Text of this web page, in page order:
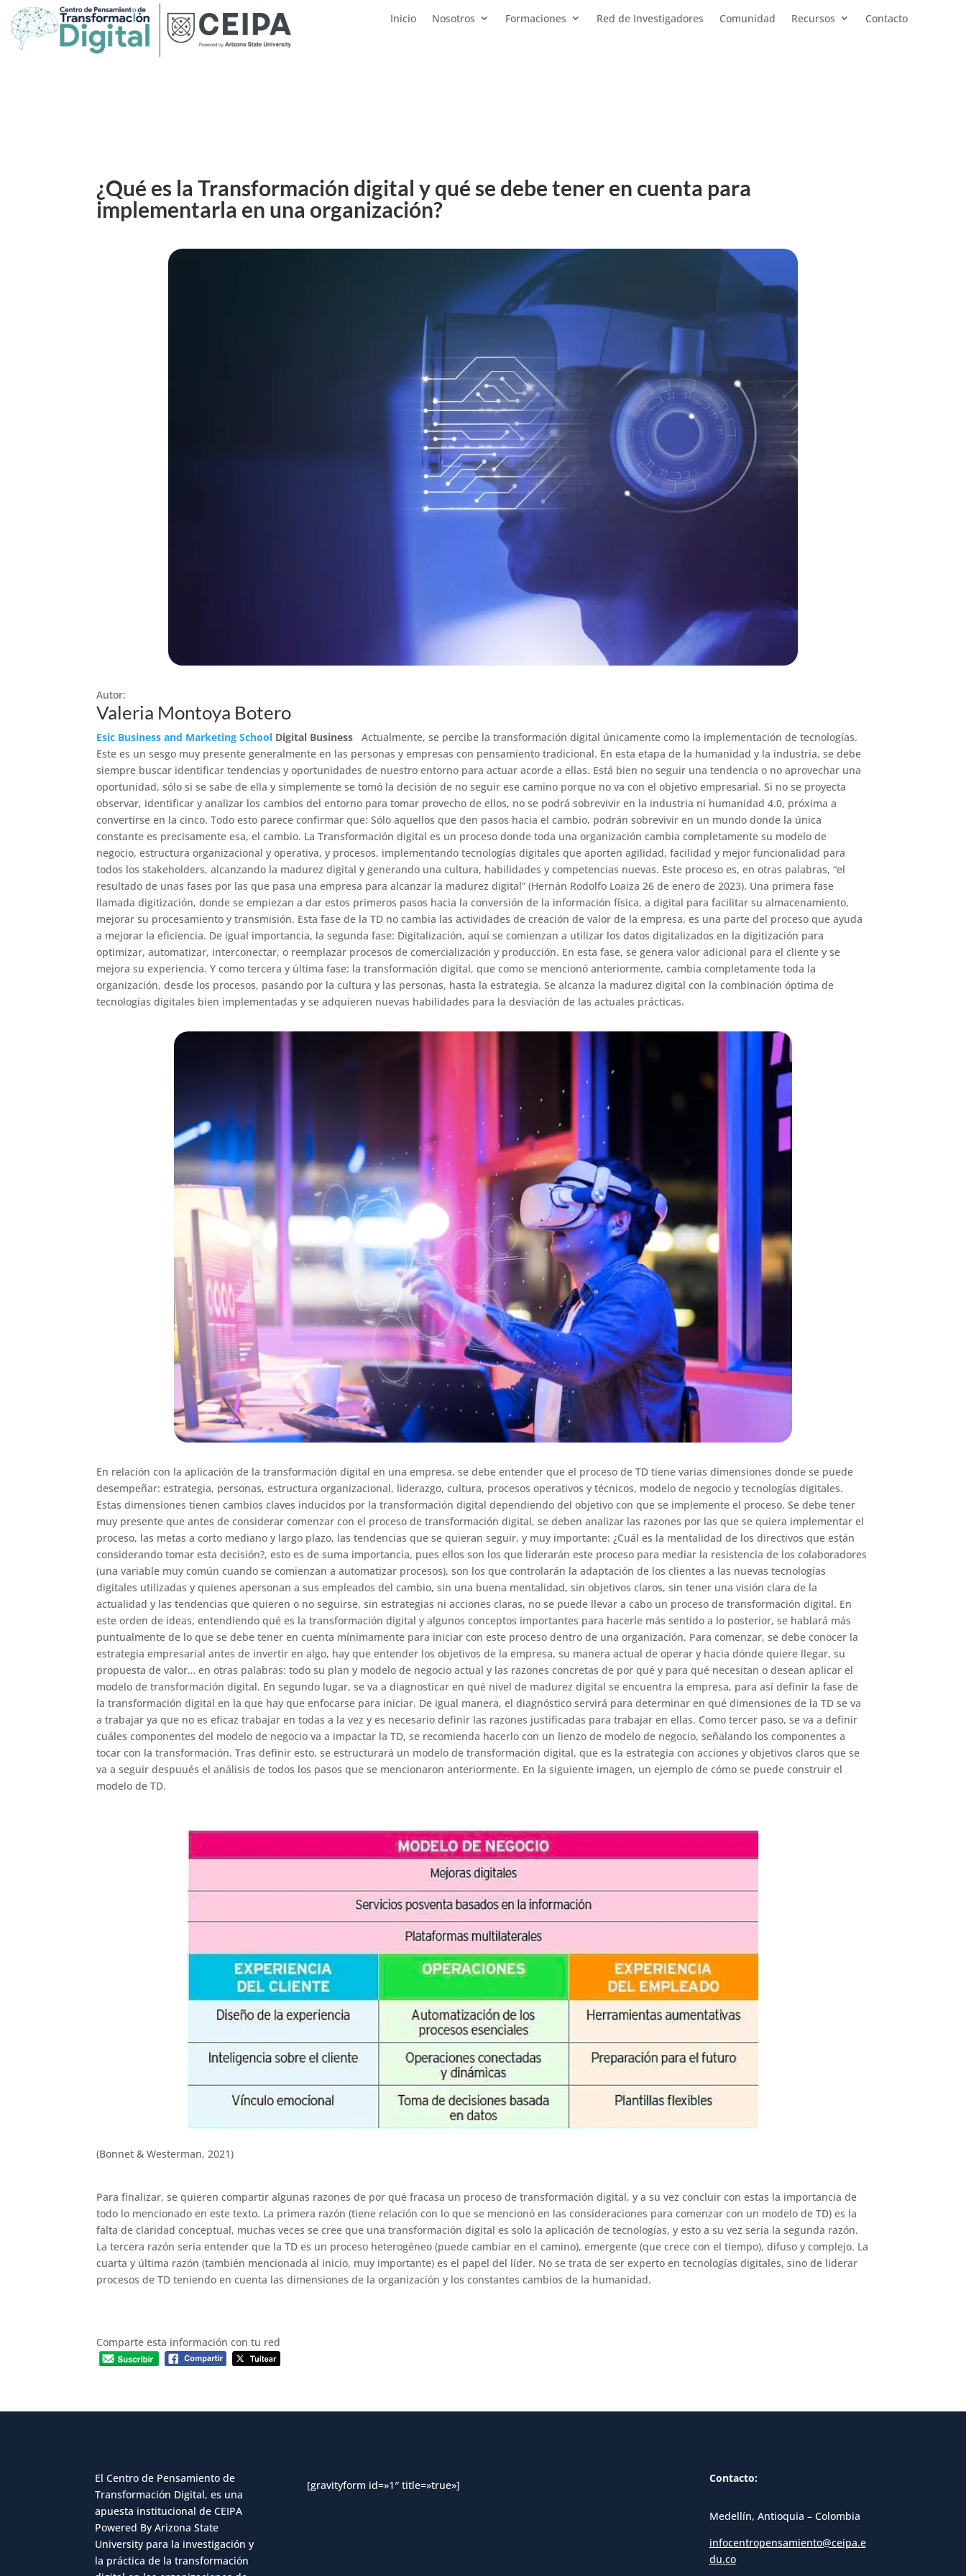
Inicio Nosotros Formaciones Red de Investigadores Comunidad Recursos Contacto
¿Qué es la Transformación digital y qué se debe tener en cuenta para
implementarla en una organización?
Autor:
Valeria Montoya Botero
Esic Business and Marketing School Digital Business Actualmente, se percibe la transformación digital únicamente como la implementación de tecnologías.
Este es un sesgo muy presente generalmente en las personas y empresas con pensamiento tradicional. En esta etapa de la humanidad y la industria, se debe
siempre buscar identificar tendencias y oportunidades de nuestro entorno para actuar acorde a ellas. Está bien no seguir una tendencia o no aprovechar una
oportunidad, sólo si se sabe de ella y simplemente se tomó la decisión de no seguir ese camino porque no va con el objetivo empresarial. Si no se proyecta
observar, identificar y analizar los cambios del entorno para tomar provecho de ellos, no se podrá sobrevivir en la industria ni humanidad 4.0, próxima a
convertirse en la cinco. Todo esto parece confirmar que: Sólo aquellos que den pasos hacia el cambio, podrán sobrevivir en un mundo donde la única
constante es precisamente esa, el cambio. La Transformación digital es un proceso donde toda una organización cambia completamente su modelo de
negocio, estructura organizacional y operativa, y procesos, implementando tecnologías digitales que aporten agilidad, facilidad y mejor funcionalidad para
todos los stakeholders, alcanzando la madurez digital y generando una cultura, habilidades y competencias nuevas. Este proceso es, en otras palabras, “el
resultado de unas fases por las que pasa una empresa para alcanzar la madurez digital” (Hernán Rodolfo Loaiza 26 de enero de 2023). Una primera fase
llamada digitización, donde se empiezan a dar estos primeros pasos hacia la conversión de la información física, a digital para facilitar su almacenamiento,
mejorar su procesamiento y transmisión. Esta fase de la TD no cambia las actividades de creación de valor de la empresa, es una parte del proceso que ayuda
a mejorar la eficiencia. De igual importancia, la segunda fase: Digitalización, aquí se comienzan a utilizar los datos digitalizados en la digitización para
optimizar, automatizar, interconectar, o reemplazar procesos de comercialización y producción. En esta fase, se genera valor adicional para el cliente y se
mejora su experiencia. Y como tercera y última fase: la transformación digital, que como se mencionó anteriormente, cambia completamente toda la
organización, desde los procesos, pasando por la cultura y las personas, hasta la estrategia. Se alcanza la madurez digital con la combinación óptima de
tecnologías digitales bien implementadas y se adquieren nuevas habilidades para la desviación de las actuales prácticas.
En relación con la aplicación de la transformación digital en una empresa, se debe entender que el proceso de TD tiene varias dimensiones donde se puede
desempeñar: estrategia, personas, estructura organizacional, liderazgo, cultura, procesos operativos y técnicos, modelo de negocio y tecnologías digitales.
Estas dimensiones tienen cambios claves inducidos por la transformación digital dependiendo del objetivo con que se implemente el proceso. Se debe tener
muy presente que antes de considerar comenzar con el proceso de transformación digital, se deben analizar las razones por las que se quiera implementar el
proceso, las metas a corto mediano y largo plazo, las tendencias que se quieran seguir, y muy importante: ¿Cuál es la mentalidad de los directivos que están
considerando tomar esta decisión?, esto es de suma importancia, pues ellos son los que liderarán este proceso para mediar la resistencia de los colaboradores
(una variable muy común cuando se comienzan a automatizar procesos), son los que controlarán la adaptación de los clientes a las nuevas tecnologías
digitales utilizadas y quienes apersonan a sus empleados del cambio, sin una buena mentalidad, sin objetivos claros, sin tener una visión clara de la
actualidad y las tendencias que quieren o no seguirse, sin estrategias ni acciones claras, no se puede llevar a cabo un proceso de transformación digital. En
este orden de ideas, entendiendo qué es la transformación digital y algunos conceptos importantes para hacerle más sentido a lo posterior, se hablará más
puntualmente de lo que se debe tener en cuenta mínimamente para iniciar con este proceso dentro de una organización. Para comenzar, se debe conocer la
estrategia empresarial antes de invertir en algo, hay que entender los objetivos de la empresa, su manera actual de operar y hacia dónde quiere llegar, su
propuesta de valor… en otras palabras: todo su plan y modelo de negocio actual y las razones concretas de por qué y para qué necesitan o desean aplicar el
modelo de transformación digital. En segundo lugar, se va a diagnosticar en qué nivel de madurez digital se encuentra la empresa, para así definir la fase de
la transformación digital en la que hay que enfocarse para iniciar. De igual manera, el diagnóstico servirá para determinar en qué dimensiones de la TD se va
a trabajar ya que no es eficaz trabajar en todas a la vez y es necesario definir las razones justificadas para trabajar en ellas. Como tercer paso, se va a definir
cuáles componentes del modelo de negocio va a impactar la TD, se recomienda hacerlo con un lienzo de modelo de negocio, señalando los componentes a
tocar con la transformación. Tras definir esto, se estructurará un modelo de transformación digital, que es la estrategia con acciones y objetivos claros que se
va a seguir despuués el análisis de todos los pasos que se mencionaron anteriormente. En la siguiente imagen, un ejemplo de cómo se puede construir el
modelo de TD.
(Bonnet & Westerman, 2021)
Para finalizar, se quieren compartir algunas razones de por qué fracasa un proceso de transformación digital, y a su vez concluir con estas la importancia de
todo lo mencionado en este texto. La primera razón (tiene relación con lo que se mencionó en las consideraciones para comenzar con un modelo de TD) es la
falta de claridad conceptual, muchas veces se cree que una transformación digital es solo la aplicación de tecnologías, y esto a su vez sería la segunda razón.
La tercera razón sería entender que la TD es un proceso heterogéneo (puede cambiar en el camino), emergente (que crece con el tiempo), difuso y complejo. La
cuarta y última razón (también mencionada al inicio, muy importante) es el papel del líder. No se trata de ser experto en tecnologías digitales, sino de liderar
procesos de TD teniendo en cuenta las dimensiones de la organización y los constantes cambios de la humanidad.
Comparte esta información con tu red
El Centro de Pensamiento de
Transformación Digital, es una
apuesta institucional de CEIPA
Powered By Arizona State
University para la investigación y
la práctica de la transformación
[gravityform id=»1″ title=»true»]
Contacto:
Medellín, Antioquia – Colombia
infocentropensamiento@ceipa.e
du.co